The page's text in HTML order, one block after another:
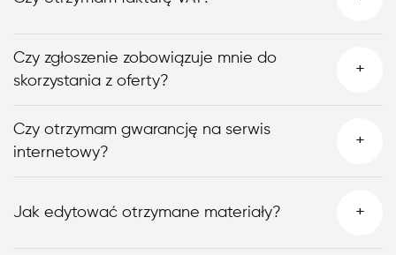
Czy zgłoszenie zobowiązuje mnie do
skorzystania z oferty?
+
Czy otrzymam gwarancję na serwis
internetowy?
+
Jak edytować otrzymane materiały? +